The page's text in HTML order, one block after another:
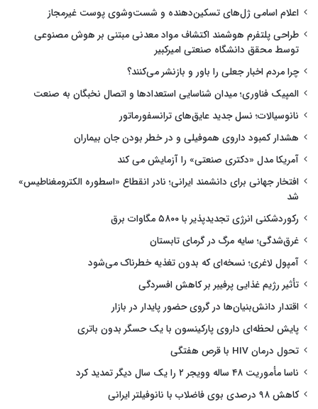
اعلام اسامی ژل‌های تسکین‌دهنده و شست‌وشوی پوست غیرمجاز
طراحی پلتفرم هوشمند اکتشاف مواد معدنی مبتنی بر هوش مصنوعی
توسط محقق دانشگاه صنعتی امیرکبیر
چرا مردم اخبار جعلی را باور و بازنشر می‌کنند؟
المپیک فناوری؛ میدان شناسایی استعدادها و اتصال نخبگان به صنعت
نانوسیالات؛ نسل جدید عایق‌های ترانسفورماتور
هشدار کمبود داروی هموفیلی و در خطر بودن جان بیماران
آمریکا مدل «دکتری صنعتی» را آزمایش می کند
افتخار جهانی برای دانشمند ایرانی؛ نادر انقطاع «اسطوره الکترومغناطیس»
شد
رکوردشکنی انرژی تجدیدپذیر با ۵۸۰۰ مگاوات برق
غرق‌شدگی؛ سایه مرگ در گرمای تابستان
آمپول لاغری؛ نسخه‌ای که بدون تغذیه خطرناک می‌شود
تأثیر رژیم غذایی پرفیبر بر کاهش افسردگی
اقتدار دانش‌بنیان‌ها در گروی حضور پایدار در بازار
پایش لحظه‌ای داروی پارکینسون با یک حسگر بدون باتری
تحول درمان HIV با قرص هفتگی
ناسا مأموریت ۴۸ ساله وویجر ۲ را یک سال دیگر تمدید کرد
کاهش ۹۸ درصدی بوی فاضلاب با نانوفیلتر ایرانی